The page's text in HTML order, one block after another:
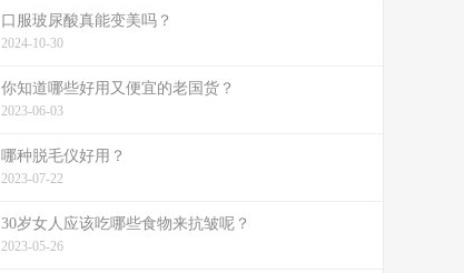
口服玻尿酸真能变美吗？
2024-10-30
你知道哪些好用又便宜的老国货？
2023-06-03
哪种脱毛仪好用？
2023-07-22
30岁女人应该吃哪些食物来抗皱呢？
2023-05-26